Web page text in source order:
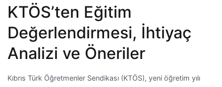
KTÖS’ten Eğitim
Değerlendirmesi, İhtiyaç
Analizi ve Öneriler
Kıbrıs Türk Öğretmenler Sendikası (KTÖS), yeni öğretim yılı